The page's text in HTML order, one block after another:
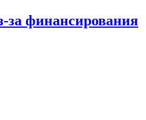
за финансирования